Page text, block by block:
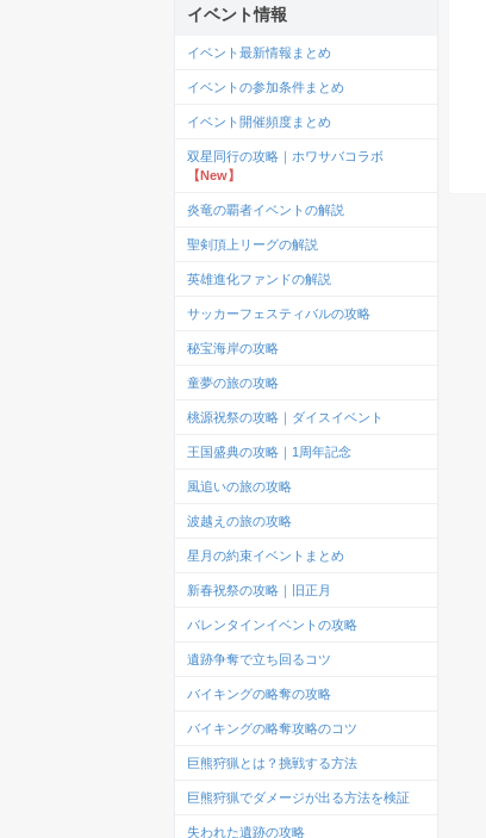
イベント情報
イベント最新情報まとめ
イベントの参加条件まとめ
イベント開催頻度まとめ
双星同行の攻略｜ホワサバコラボ
【New】
炎竜の覇者イベントの解説
聖剣頂上リーグの解説
英雄進化ファンドの解説
サッカーフェスティバルの攻略
秘宝海岸の攻略
童夢の旅の攻略
桃源祝祭の攻略｜ダイスイベント
王国盛典の攻略｜1周年記念
風追いの旅の攻略
波越えの旅の攻略
星月の約束イベントまとめ
新春祝祭の攻略｜旧正月
バレンタインイベントの攻略
遺跡争奪で立ち回るコツ
バイキングの略奪の攻略
バイキングの略奪攻略のコツ
巨熊狩猟とは？挑戦する方法
巨熊狩猟でダメージが出る方法を検証
失われた遺跡の攻略